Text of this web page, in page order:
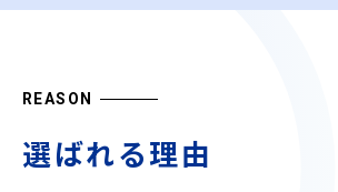
REASON
選ばれる理由